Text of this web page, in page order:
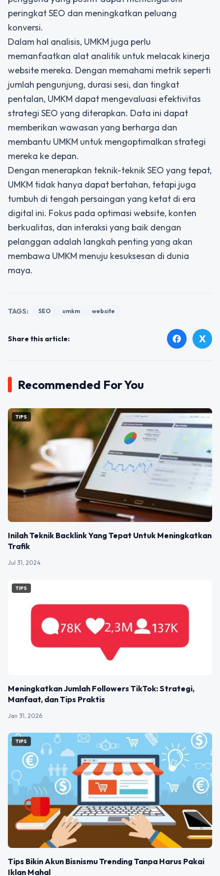
peringkat SEO dan meningkatkan peluang
konversi.
Dalam hal analisis, UMKM juga perlu
memanfaatkan alat analitik untuk melacak kinerja
website mereka. Dengan memahami metrik seperti
jumlah pengunjung, durasi sesi, dan tingkat
pentalan, UMKM dapat mengevaluasi efektivitas
strategi SEO yang diterapkan. Data ini dapat
memberikan wawasan yang berharga dan
membantu UMKM untuk mengoptimalkan strategi
mereka ke depan.
Dengan menerapkan teknik-teknik SEO yang tepat,
UMKM tidak hanya dapat bertahan, tetapi juga
tumbuh di tengah persaingan yang ketat di era
digital ini. Fokus pada optimasi website, konten
berkualitas, dan interaksi yang baik dengan
pelanggan adalah langkah penting yang akan
membawa UMKM menuju kesuksesan di dunia
maya.
TAGS: SEO umkm website
Share this article: facebook X
Recommended For You
TIPS
Inilah Teknik Backlink Yang Tepat Untuk Meningkatkan
Trafik
Jul 31, 2024
TIPS
Meningkatkan Jumlah Followers TikTok: Strategi,
Manfaat, dan Tips Praktis
Jan 31, 2026
TIPS
Tips Bikin Akun Bisnismu Trending Tanpa Harus Pakai
Iklan Mahal